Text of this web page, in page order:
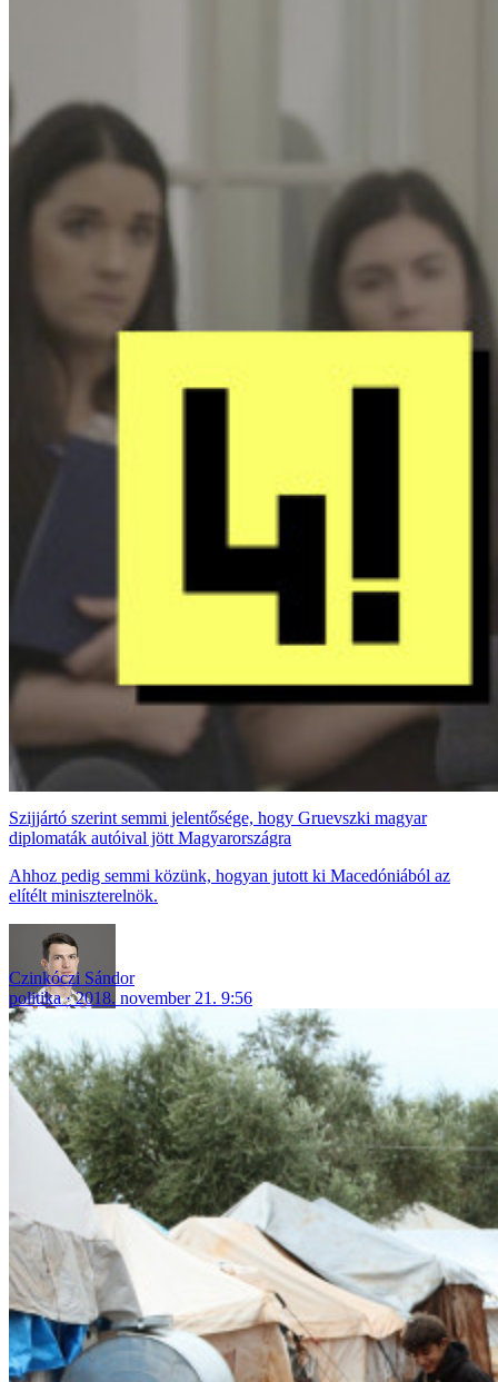
Szijjártó szerint semmi jelentősége, hogy Gruevszki magyar
diplomaták autóival jött Magyarországra
Ahhoz pedig semmi közünk, hogyan jutott ki Macedóniából az
elítélt miniszterelnök.
Czinkóczi Sándor
politika
2018. november 21. 9:56